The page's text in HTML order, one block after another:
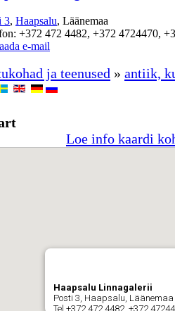
3, Haapsalu, Läänemaa
+372 472 4482, +372 4724470,
e-mail
ja teenused » antiik,
Loe info kaardi
Haapsalu Linnagalerii
Posti 3, Haapsalu, Läänemaa
Tel +372 472 4482, +372